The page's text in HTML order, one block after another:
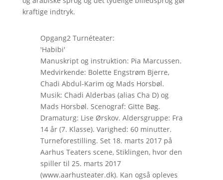
kraftige indtryk.
Opgang2 Turnéteater:
'Habibi'
Manuskript og instruktion: Pia Marcussen.
Medvirkende: Bolette Engstrøm Bjerre,
Chadi Abdul-Karim og Mads Horsbøl.
Musik: Chadi Alderbas (alias Cha D) og
Mads Horsbøl. Scenograf: Gitte Bøg.
Dramaturg: Lise Ørskov. Aldersgruppe: Fra
14 år (7. Klasse). Varighed: 60 minutter.
Turneforestilling. Set 18. marts 2017 på
Aarhus Teaters scene, Stiklingen, hvor den
spiller til 25. marts 2017
(www.aarhusteater.dk). Kan også opleves